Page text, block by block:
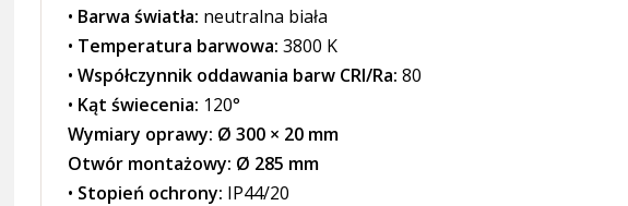
• Barwa światła: neutralna biała
• Temperatura barwowa: 3800 K
•Współczynnik oddawania barw CRI/Ra: 80
• Kąt świecenia: 120°
Wymiary oprawy: Ø 300 × 20 mm
Otwór montażowy: Ø 285 mm
• Stopień ochrony: IP44/20